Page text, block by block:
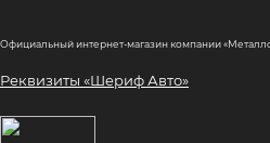
Официальный интернет-магазин компании
Реквизиты «Шериф Авто»